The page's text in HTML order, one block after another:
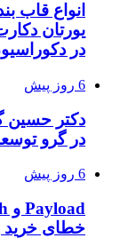
انواع قاب
یورتان
در
6 روز پیش
دکتر حسین
در گرو
6 روز پیش
خطای خرید